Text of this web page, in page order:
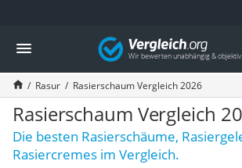
Die beliebtesten Vergleiche nach Kategorie
Drogerie
Inhalator
Haarschneider
Rollator
Braun Rasierer
Katzenklappe (Chip)
Rasierer
Vergleich
Rasur Rasierschaum Vergleich 2026
Rasierschaum Vergleich
Die besten Rasierschäume,
Rasiercremes im Vergleich.